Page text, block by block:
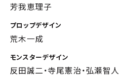
芳我恵理子
プロップデザイン
荒木一成
モンスターデザイン
反田誠二・寺尾憲治・弘瀬智人